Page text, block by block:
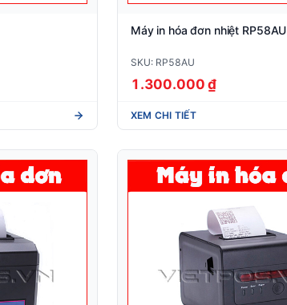
Máy in hóa đơn nhiệt RP58AU
SKU: RP58AU
1.300.000 ₫
XEM CHI TIẾT